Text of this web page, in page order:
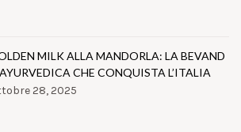
MILK ALLA MANDORLA: LA BEVAND
CHE CONQUISTA L’ITALIA
28, 2025